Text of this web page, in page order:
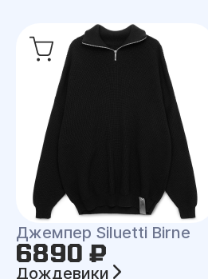
Джемпер Siluetti Birne
6890 ₽
Дождевики